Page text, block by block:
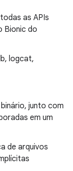
as APIs
Bionic do
logcat,
junto com
em um
de arquivos